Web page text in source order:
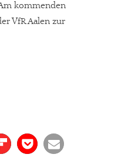
kommenden
VfR Aalen zur